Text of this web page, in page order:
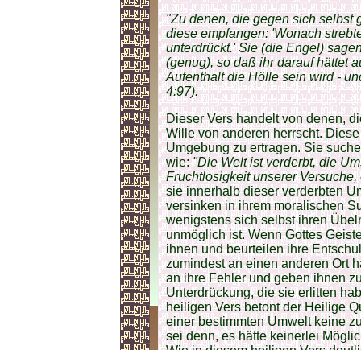
"Zu denen, die gegen sich selbst
diese empfangen: 'Wonach
unterdrückt.' Sie (die Engel)
(genug), so daß ihr darauf hättet
Aufenthalt die Hölle sein wird -
4:97).
Dieser Vers handelt von denen,
Wille von anderen herrscht.
Umgebung zu ertragen. Sie
wie:"Die Welt ist verderbt, die
Fruchtlosigkeit unserer
sie innerhalb dieser verderbten
versinken in ihrem moralischen
wenigstens sich selbst ihren
unmöglich ist. Wenn Gottes
ihnen und beurteilen ihre
zumindest an einen anderen Ort
an ihre Fehler und geben ihnen
Unterdrückung, die sie erlitten
heiligen Vers betont der Heilige
einer bestimmten Umwelt keine
sei denn, es hätte keinerlei